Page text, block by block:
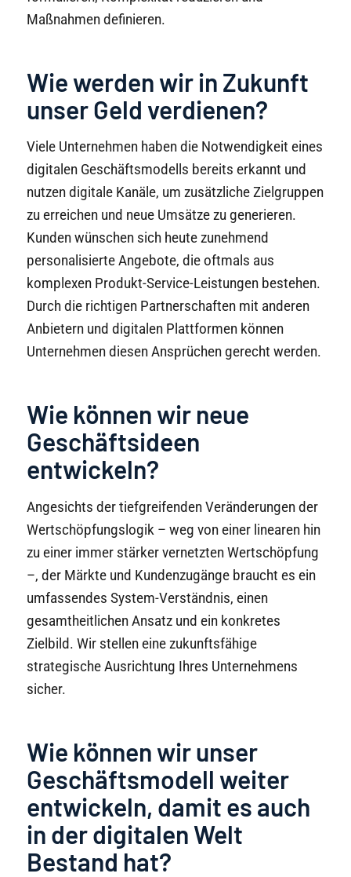
Maßnahmen definieren.
Wie werden wir in Zukunft
unser Geld verdienen?
Viele Unternehmen haben die Notwendigkeit eines
digitalen Geschäftsmodells bereits erkannt und
nutzen digitale Kanäle, um zusätzliche Zielgruppen
zu erreichen und neue Umsätze zu generieren.
Kunden wünschen sich heute zunehmend
personalisierte Angebote, die oftmals aus
komplexen Produkt-Service-Leistungen bestehen.
Durch die richtigen Partnerschaften mit anderen
Anbietern und digitalen Plattformen können
Unternehmen diesen Ansprüchen gerecht werden.
Wie können wir neue
Geschäftsideen
entwickeln?
Angesichts der tiefgreifenden Veränderungen der
Wertschöpfungslogik – weg von einer linearen hin
zu einer immer stärker vernetzten Wertschöpfung
–, der Märkte und Kundenzugänge braucht es ein
umfassendes System-Verständnis, einen
gesamtheitlichen Ansatz und ein konkretes
Zielbild. Wir stellen eine zukunftsfähige
strategische Ausrichtung Ihres Unternehmens
sicher.
Wie können wir unser
Geschäftsmodell weiter
entwickeln, damit es auch
in der digitalen Welt
Bestand hat?